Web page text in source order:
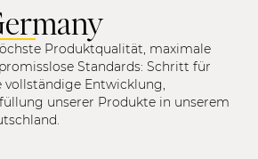
Produktqualität, maximale
Standards: Schritt für
Entwicklung,
unserer Produkte in unserem